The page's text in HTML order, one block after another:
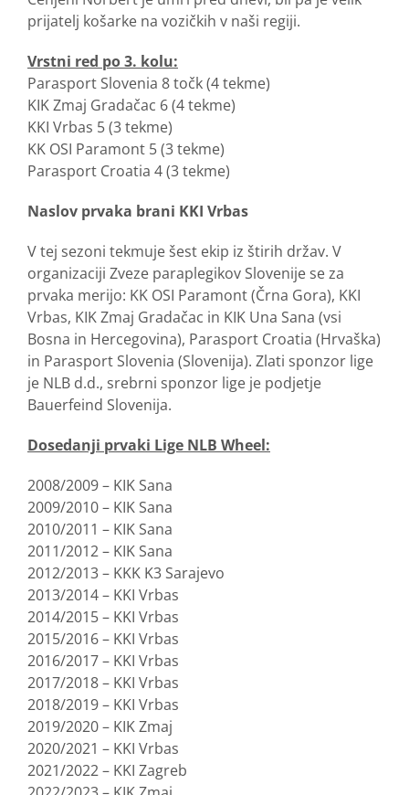
prijatelj košarke na vozičkih v naši regiji.
Vrstni red po 3. kolu:
Parasport Slovenia 8 točk (4 tekme)
KIK Zmaj Gradačac 6 (4 tekme)
KKI Vrbas 5 (3 tekme)
KK OSI Paramont 5 (3 tekme)
Parasport Croatia 4 (3 tekme)
Naslov prvaka brani KKI Vrbas
V tej sezoni tekmuje šest ekip iz štirih držav. V
organizaciji Zveze paraplegikov Slovenije se za
prvaka merijo: KK OSI Paramont (Črna Gora), KKI
Vrbas, KIK Zmaj Gradačac in KIK Una Sana (vsi
Bosna in Hercegovina), Parasport Croatia (Hrvaška)
in Parasport Slovenia (Slovenija). Zlati sponzor lige
je NLB d.d., srebrni sponzor lige je podjetje
Bauerfeind Slovenija.
Dosedanji prvaki Lige NLB Wheel:
2008/2009 – KIK Sana
2009/2010 – KIK Sana
2010/2011 – KIK Sana
2011/2012 – KIK Sana
2012/2013 – KKK K3 Sarajevo
2013/2014 – KKI Vrbas
2014/2015 – KKI Vrbas
2015/2016 – KKI Vrbas
2016/2017 – KKI Vrbas
2017/2018 – KKI Vrbas
2018/2019 – KKI Vrbas
2019/2020 – KIK Zmaj
2020/2021 – KKI Vrbas
2021/2022 – KKI Zagreb